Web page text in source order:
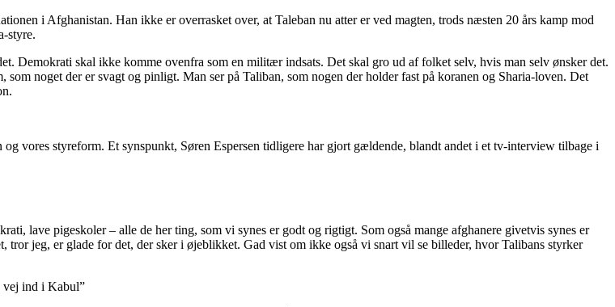
i Afghanistan. Han ikke er overrasket over, at Taleban nu atter er ved magten, trods næsten 20 års kamp mod
styre.
Demokrati skal ikke komme ovenfra som en militær indsats. Det skal gro ud af folket selv, hvis man selv ønsker det.
noget der er svagt og pinligt. Man ser på Taliban, som nogen der holder fast på koranen og Sharia-loven. Det
vores styreform. Et synspunkt, Søren Espersen tidligere har gjort gældende, blandt andet i et tv-interview tilbage i
lave pigeskoler – alle de her ting, som vi synes er godt og rigtigt. Som også mange afghanere givetvis synes er
jeg, er glade for det, der sker i øjeblikket. Gad vist om ikke også vi snart vil se billeder, hvor Talibans styrker
vej ind i Kabul”